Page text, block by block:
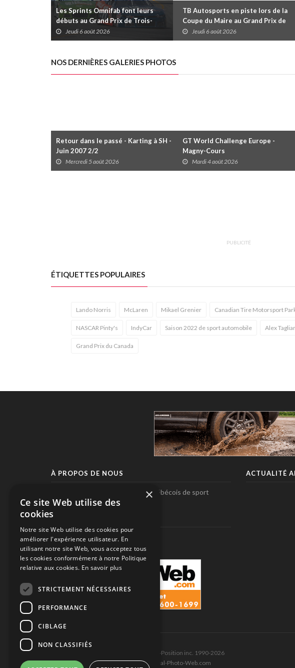
Les Sprints Omnifab font leurs
débuts au Grand Prix de Trois-
Rivières avec un format inspiré de
Daytona
Jeudi 6 août 2026
TB Autosports en piste lors de la
Coupe du Maire au Grand Prix de
Trois-Rivières
Jeudi 6 août 2026
NOS DERNIÈRES GALERIES PHOTOS
Retour dans le passé - Karting à SH -
Juin 2007 2/2
Mercredi 5 août 2026
GT World Challenge Europe -
Magny-Cours
Mardi 4 août 2026
PUBLICITÉ
ÉTIQUETTES POPULAIRES
Lando Norris McLaren Mikael Grenier Canadian Tire Motorsport
NASCAR Pinty's IndyCar Saison 2022 de sport automobile Alex
Grand Prix du Canada
À PROPOS DE NOUS
Pole-Position, le seul magazine québécois de sport
automobile.
SUIVEZ-NOUS
ACTUALITÉ
Tous droits réservés © Les Éditions Pole-Position inc. 1990-2026
Ce site est produit et hébergé par Montréal-Photo-Web.com
×
Ce site Web utilise des
cookies
Notre site Web utilise des cookies pour
améliorer l'expérience utilisateur. En
utilisant notre site Web, vous acceptez tous
les cookies conformément à notre Politique
relative aux cookies. En savoir plus
STRICTEMENT NÉCESSAIRES
PERFORMANCE
CIBLAGE
NON CLASSIFIÉS